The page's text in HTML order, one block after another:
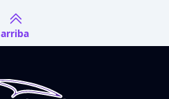
arriba